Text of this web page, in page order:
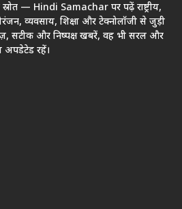
स्रोत — Hindi Samachar पर पढ़ें राष्ट्रीय,
व्यवसाय, शिक्षा और टेक्नोलॉजी से जुड़ी
सटीक और निष्पक्ष खबरें, वह भी सरल और
अपडेटेड रहें।